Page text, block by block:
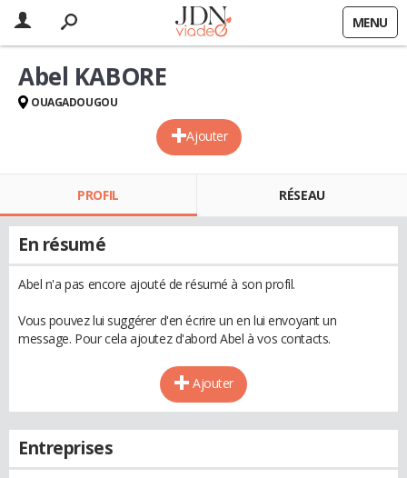
MENU
Ajouter
Abel KABORE
OUAGADOUGOU
PROFIL RÉSEAU
En résumé
Abel n'a pas encore ajouté de résumé à son profil.
Vous pouvez lui suggérer d'en écrire un en lui envoyant un
message. Pour cela ajoutez d'abord Abel à vos contacts.
Ajouter
Entreprises